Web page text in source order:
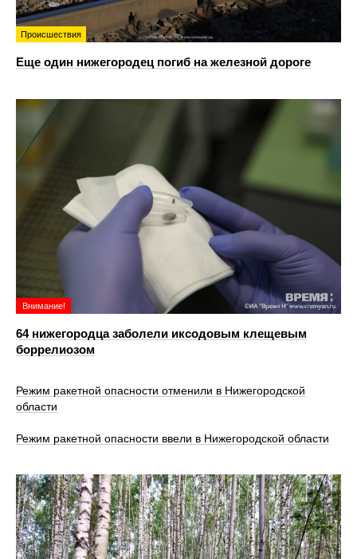
Происшествия
Еще один нижегородец погиб на железной дороге
Внимание!
64 нижегородца заболели иксодовым клещевым
боррелиозом
Режим ракетной опасности отменили в Нижегородской
области
Режим ракетной опасности ввели в Нижегородской области